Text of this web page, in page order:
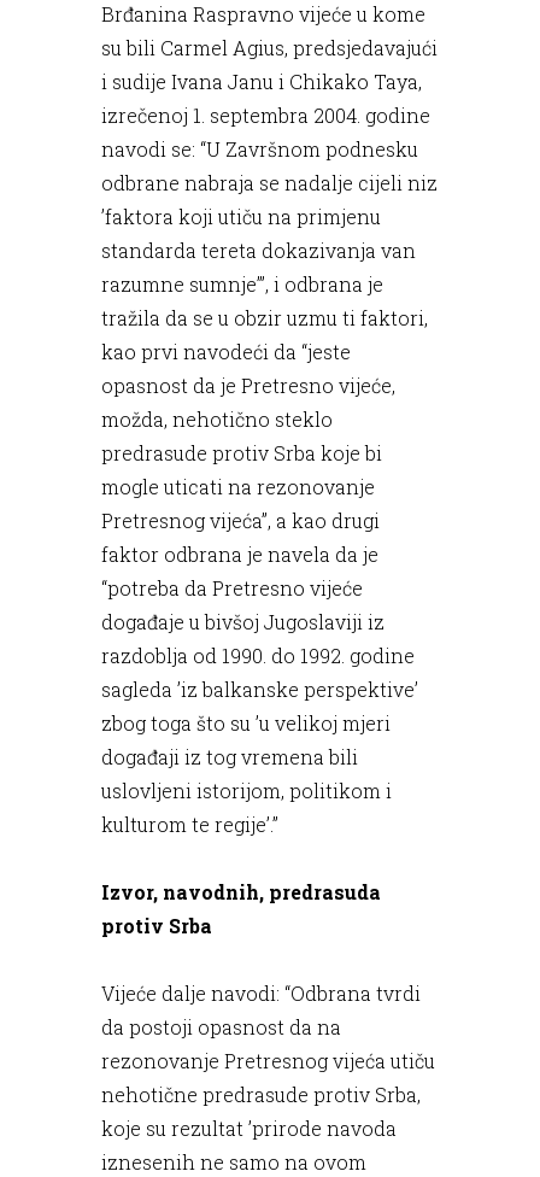
Brđanina Raspravno vijeće u kome
su bili Carmel Agius, predsjedavajući
i sudije Ivana Janu i Chikako Taya,
izrečenoj 1. septembra 2004. godine
navodi se: “U Završnom podnesku
odbrane nabraja se nadalje cijeli niz
’faktora koji utiču na primjenu
standarda tereta dokazivanja van
razumne sumnje’”, i odbrana je
tražila da se u obzir uzmu ti faktori,
kao prvi navodeći da “jeste
opasnost da je Pretresno vijeće,
možda, nehotično steklo
predrasude protiv Srba koje bi
mogle uticati na rezonovanje
Pretresnog vijeća”, a kao drugi
faktor odbrana je navela da je
“potreba da Pretresno vijeće
događaje u bivšoj Jugoslaviji iz
razdoblja od 1990. do 1992. godine
sagleda ’iz balkanske perspektive’
zbog toga što su ’u velikoj mjeri
događaji iz tog vremena bili
uslovljeni istorijom, politikom i
kulturom te regije’.”
Izvor, navodnih, predrasuda
protiv Srba
Vijeće dalje navodi: “Odbrana tvrdi
da postoji opasnost da na
rezonovanje Pretresnog vijeća utiču
nehotične predrasude protiv Srba,
koje su rezultat ’prirode navoda
iznesenih ne samo na ovom